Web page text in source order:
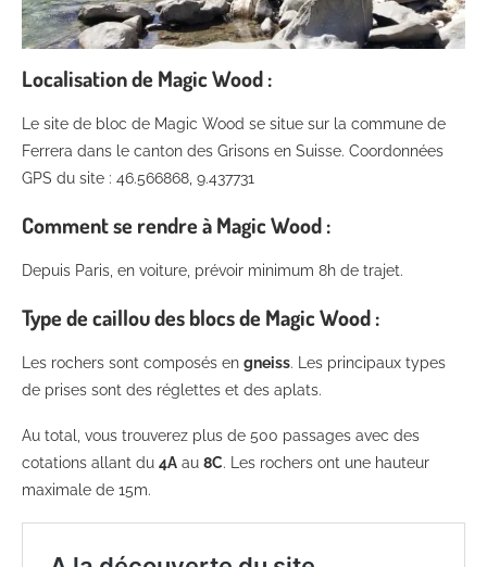
Localisation de Magic Wood :
Le site de bloc de Magic Wood se situe sur la commune de
Ferrera dans le canton des Grisons en Suisse. Coordonnées
GPS du site : 46.566868, 9.437731
Comment se rendre à Magic Wood :
Depuis Paris, en voiture, prévoir minimum 8h de trajet.
Type de caillou des blocs de Magic Wood :
Les rochers sont composés en gneiss. Les principaux types
de prises sont des réglettes et des aplats.
Au total, vous trouverez plus de 500 passages avec des
cotations allant du 4A au 8C. Les rochers ont une hauteur
maximale de 15m.